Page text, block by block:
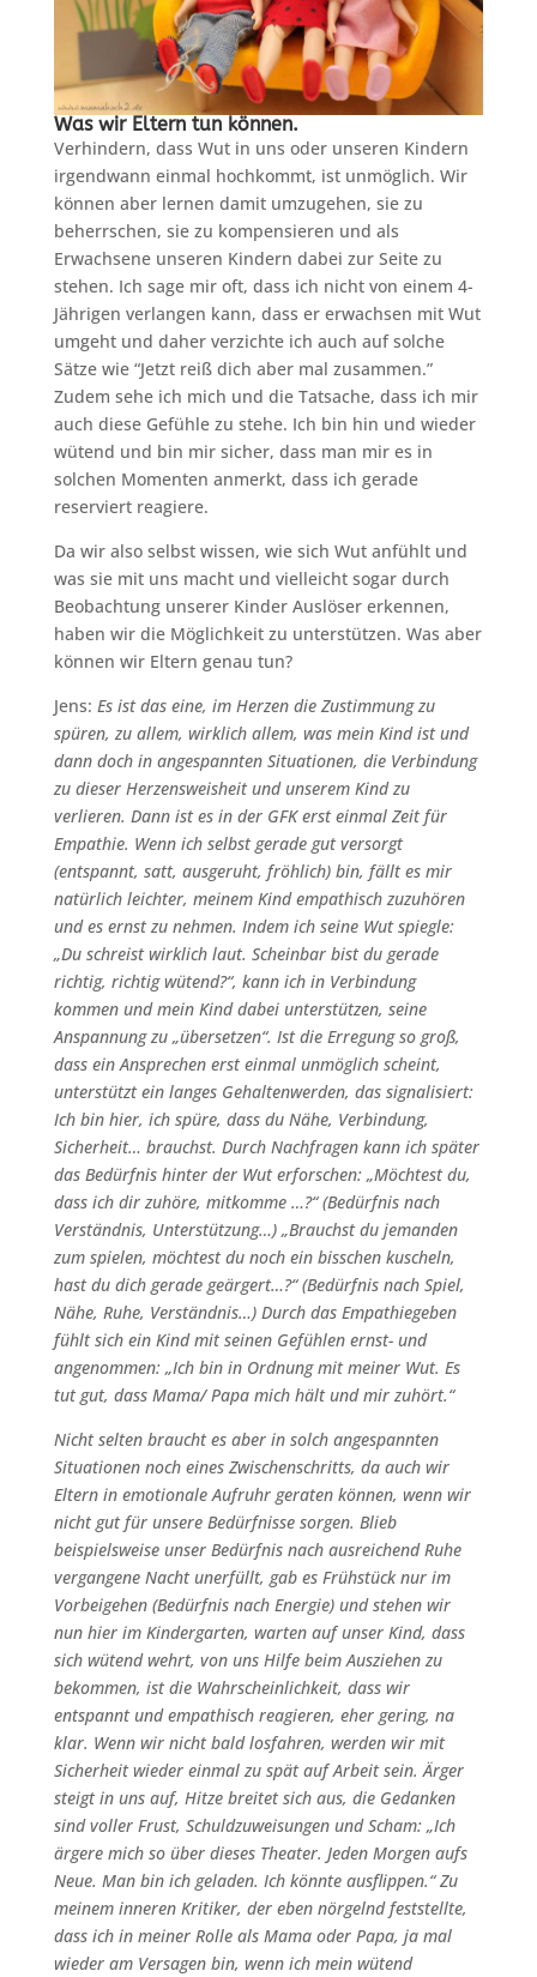
Was wir Eltern tun können.
Verhindern, dass Wut in uns oder unseren Kindern
irgendwann einmal hochkommt, ist unmöglich. Wir
können aber lernen damit umzugehen, sie zu
beherrschen, sie zu kompensieren und als
Erwachsene unseren Kindern dabei zur Seite zu
stehen. Ich sage mir oft, dass ich nicht von einem 4-
Jährigen verlangen kann, dass er erwachsen mit Wut
umgeht und daher verzichte ich auch auf solche
Sätze wie “Jetzt reiß dich aber mal zusammen.”
Zudem sehe ich mich und die Tatsache, dass ich mir
auch diese Gefühle zu stehe. Ich bin hin und wieder
wütend und bin mir sicher, dass man mir es in
solchen Momenten anmerkt, dass ich gerade
reserviert reagiere.
Da wir also selbst wissen, wie sich Wut anfühlt und
was sie mit uns macht und vielleicht sogar durch
Beobachtung unserer Kinder Auslöser erkennen,
haben wir die Möglichkeit zu unterstützen. Was aber
können wir Eltern genau tun?
Jens: Es ist das eine, im Herzen die Zustimmung zu
spüren, zu allem, wirklich allem, was mein Kind ist und
dann doch in angespannten Situationen, die Verbindung
zu dieser Herzensweisheit und unserem Kind zu
verlieren. Dann ist es in der GFK erst einmal Zeit für
Empathie. Wenn ich selbst gerade gut versorgt
(entspannt, satt, ausgeruht, fröhlich) bin, fällt es mir
natürlich leichter, meinem Kind empathisch zuzuhören
und es ernst zu nehmen. Indem ich seine Wut spiegle:
„Du schreist wirklich laut. Scheinbar bist du gerade
richtig, richtig wütend?“, kann ich in Verbindung
kommen und mein Kind dabei unterstützen, seine
Anspannung zu „übersetzen“. Ist die Erregung so groß,
dass ein Ansprechen erst einmal unmöglich scheint,
unterstützt ein langes Gehaltenwerden, das signalisiert:
Ich bin hier, ich spüre, dass du Nähe, Verbindung,
Sicherheit… brauchst. Durch Nachfragen kann ich später
das Bedürfnis hinter der Wut erforschen: „Möchtest du,
dass ich dir zuhöre, mitkomme …?“ (Bedürfnis nach
Verständnis, Unterstützung…) „Brauchst du jemanden
zum spielen, möchtest du noch ein bisschen kuscheln,
hast du dich gerade geärgert…?“ (Bedürfnis nach Spiel,
Nähe, Ruhe, Verständnis…) Durch das Empathiegeben
fühlt sich ein Kind mit seinen Gefühlen ernst- und
angenommen: „Ich bin in Ordnung mit meiner Wut. Es
tut gut, dass Mama/ Papa mich hält und mir zuhört.“
Nicht selten braucht es aber in solch angespannten
Situationen noch eines Zwischenschritts, da auch wir
Eltern in emotionale Aufruhr geraten können, wenn wir
nicht gut für unsere Bedürfnisse sorgen. Blieb
beispielsweise unser Bedürfnis nach ausreichend Ruhe
vergangene Nacht unerfüllt, gab es Frühstück nur im
Vorbeigehen (Bedürfnis nach Energie) und stehen wir
nun hier im Kindergarten, warten auf unser Kind, dass
sich wütend wehrt, von uns Hilfe beim Ausziehen zu
bekommen, ist die Wahrscheinlichkeit, dass wir
entspannt und empathisch reagieren, eher gering, na
klar. Wenn wir nicht bald losfahren, werden wir mit
Sicherheit wieder einmal zu spät auf Arbeit sein. Ärger
steigt in uns auf, Hitze breitet sich aus, die Gedanken
sind voller Frust, Schuldzuweisungen und Scham: „Ich
ärgere mich so über dieses Theater. Jeden Morgen aufs
Neue. Man bin ich geladen. Ich könnte ausflippen.“ Zu
meinem inneren Kritiker, der eben nörgelnd feststellte,
dass ich in meiner Rolle als Mama oder Papa, ja mal
wieder am Versagen bin, wenn ich mein wütend